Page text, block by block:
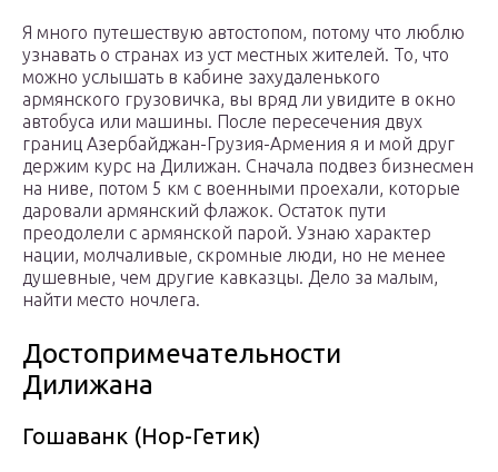
Я много путешествую автостопом, потому что люблю
узнавать о странах из уст местных жителей. То, что
можно услышать в кабине захудаленького
армянского грузовичка, вы вряд ли увидите в окно
автобуса или машины. После пересечения двух
границ Азербайджан-Грузия-Армения я и мой друг
держим курс на Дилижан. Сначала подвез бизнесмен
на ниве, потом 5 км с военными проехали, которые
даровали армянский флажок. Остаток пути
преодолели с армянской парой. Узнаю характер
нации, молчаливые, скромные люди, но не менее
душевные, чем другие кавказцы. Дело за малым,
найти место ночлега.
Достопримечательности
Дилижана
Гошаванк (Нор-Гетик)